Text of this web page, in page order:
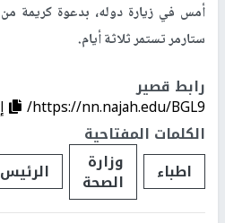
أمس في زيارة دوله، بدعوة كريمة من
ستارمر تستمر ثلاثة أيام.
رابط قصير
https://nn.najah.edu/BGL9/
الكلمات المفتاحية
اطباء
وزارة
الصحة الرئيس